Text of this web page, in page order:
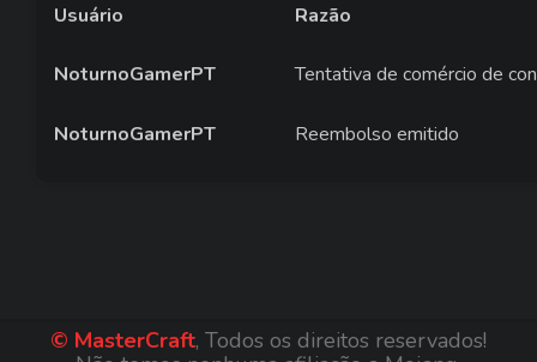
Usuário Razão
NoturnoGamerPT Tentativa de comércio de
NoturnoGamerPT Reembolso emitido
© MasterCraft, Todos os direitos reservados!